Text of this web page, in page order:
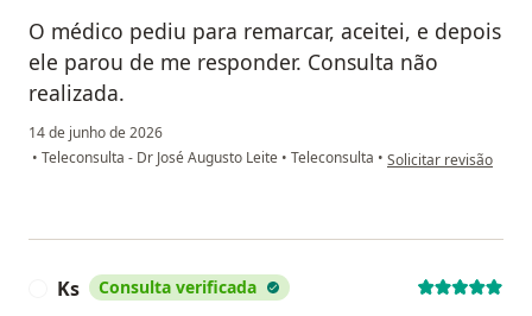
O médico pediu para remarcar, aceitei, e depois
ele parou de me responder. Consulta não
realizada.
14 de junho de 2026
• Teleconsulta - Dr José Augusto Leite • Teleconsulta • na opinião do
Solicitar revisão
Ks Consulta verificada